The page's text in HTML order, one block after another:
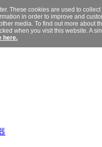
These cookies are used to
in order to improve and
media. To find out more about
when you visit this website. A
here.